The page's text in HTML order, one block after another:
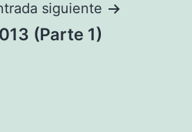
siguiente
(Parte 1)